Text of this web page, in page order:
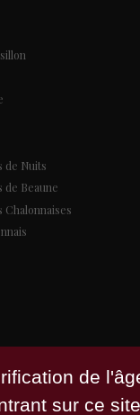
de Nuits
de Beaune
Chalonnaises
de
sur ce